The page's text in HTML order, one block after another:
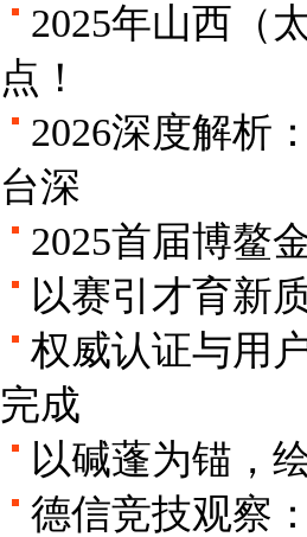
2025年山西（
点！
2026深度解析
台深
2025首届博鳌
以赛引才育新
权威认证与用
完成
以碱蓬为锚，
德信竞技观察